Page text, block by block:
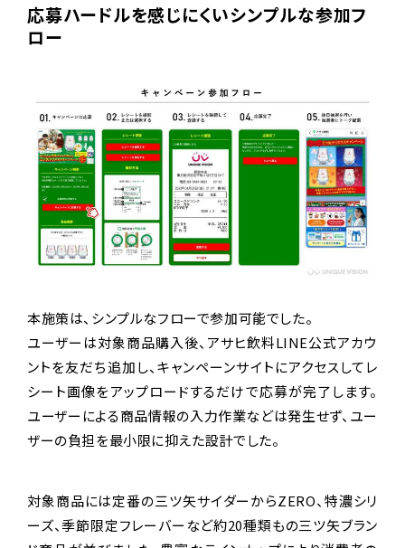
応募ハードルを感じにくいシンプルな参加フ
ロー
本施策は、シンプルなフローで参加可能でした。
ユーザーは対象商品購入後、アサヒ飲料LINE公式アカウ
ントを友だち追加し、キャンペーンサイトにアクセスしてレ
シート画像をアップロードするだけで応募が完了します。
ユーザーによる商品情報の入力作業などは発生せず、ユー
ザーの負担を最小限に抑えた設計でした。
対象商品には定番の三ツ矢サイダーからZERO、特濃シリ
ーズ、季節限定フレーバーなど約20種類もの三ツ矢ブラン